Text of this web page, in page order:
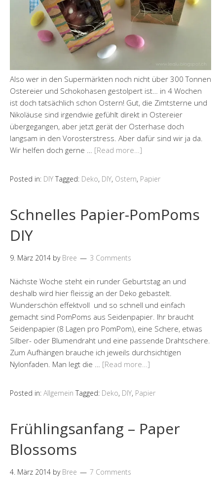
Also wer in den Supermärkten noch nicht über 300 Tonnen
Ostereier und Schokohasen gestolpert ist… in 4 Wochen
ist doch tatsächlich schon Ostern! Gut, die Zimtsterne und
Nikoläuse sind irgendwie gefühlt direkt in Ostereier
übergegangen, aber jetzt gerät der Osterhase doch
langsam in den Vorosterstress. Aber dafür sind wir ja da.
Wir helfen doch gerne … [Read more…]
Posted in: DIY Tagged: Deko, DIY, Ostern, Papier
Schnelles Papier-PomPoms
DIY
9. März 2014 by Bree 3 Comments
Nächste Woche steht ein runder Geburtstag an und
deshalb wird hier fleissig an der Deko gebastelt.
Wunderschön effektvoll und so schnell und einfach
gemacht sind PomPoms aus Seidenpapier. Ihr braucht
Seidenpapier (8 Lagen pro PomPom), eine Schere, etwas
Silber- oder Blumendraht und eine passende Drahtschere.
Zum Aufhängen brauche ich jeweils durchsichtigen
Nylonfaden. Man legt die … [Read more…]
Posted in: Allgemein Tagged: Deko, DIY, Papier
Frühlingsanfang – Paper
Blossoms
4. März 2014 by Bree 7 Comments